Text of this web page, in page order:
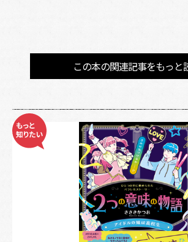
この本の関連記事をもっと